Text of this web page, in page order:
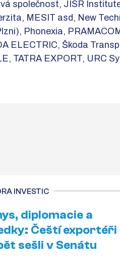
společnost, JISR
MESIT asd, New
Phonexia,
ELECTRIC, Škoda
TATRA EXPORT, URC
INVESTIC
diplomacie a
Čeští exportéři
sešli v Senátu